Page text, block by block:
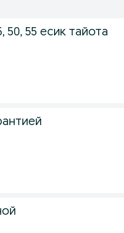
50, 55 есик тайота